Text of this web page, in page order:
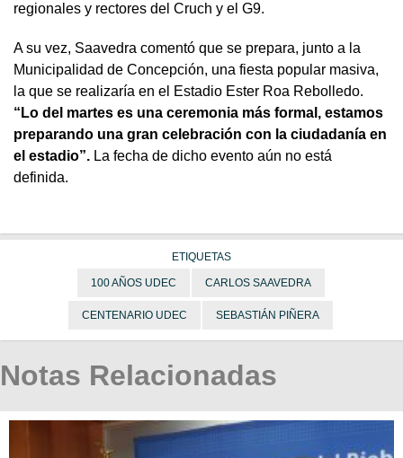
regionales y rectores del Cruch y el G9.
A su vez, Saavedra comentó que se prepara, junto a la
Municipalidad de Concepción, una fiesta popular masiva,
la que se realizaría en el Estadio Ester Roa Rebolledo.
“Lo del martes es una ceremonia más formal, estamos
preparando una gran celebración con la ciudadanía en
el estadio”. La fecha de dicho evento aún no está
definida.
ETIQUETAS
100 AÑOS UDEC CARLOS SAAVEDRA
CENTENARIO UDEC SEBASTIÁN PIÑERA
Notas Relacionadas